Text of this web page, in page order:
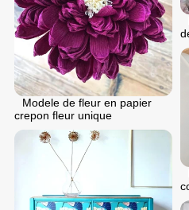
Modele de fleur en papier
crepon fleur unique